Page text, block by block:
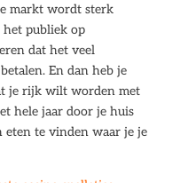
markt wordt sterk
het publiek op
dat het veel
En dan heb je
je rijk wilt worden met
hele jaar door je huis
eten te vinden waar je je